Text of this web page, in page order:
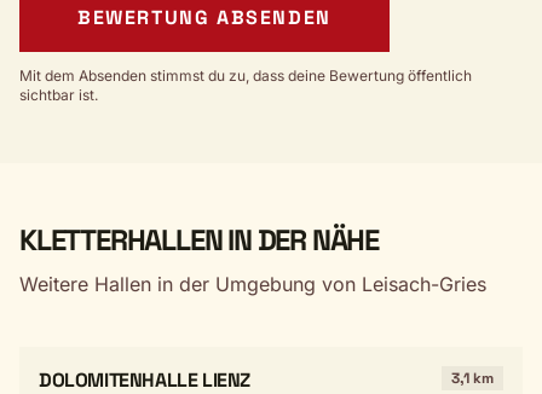
BEWERTUNG ABSENDEN
Mit dem Absenden stimmst du zu, dass deine Bewertung öffentlich
sichtbar ist.
KLETTERHALLEN IN DER NÄHE
Weitere Hallen in der Umgebung von Leisach-Gries
DOLOMITENHALLE LIENZ 3,1 km